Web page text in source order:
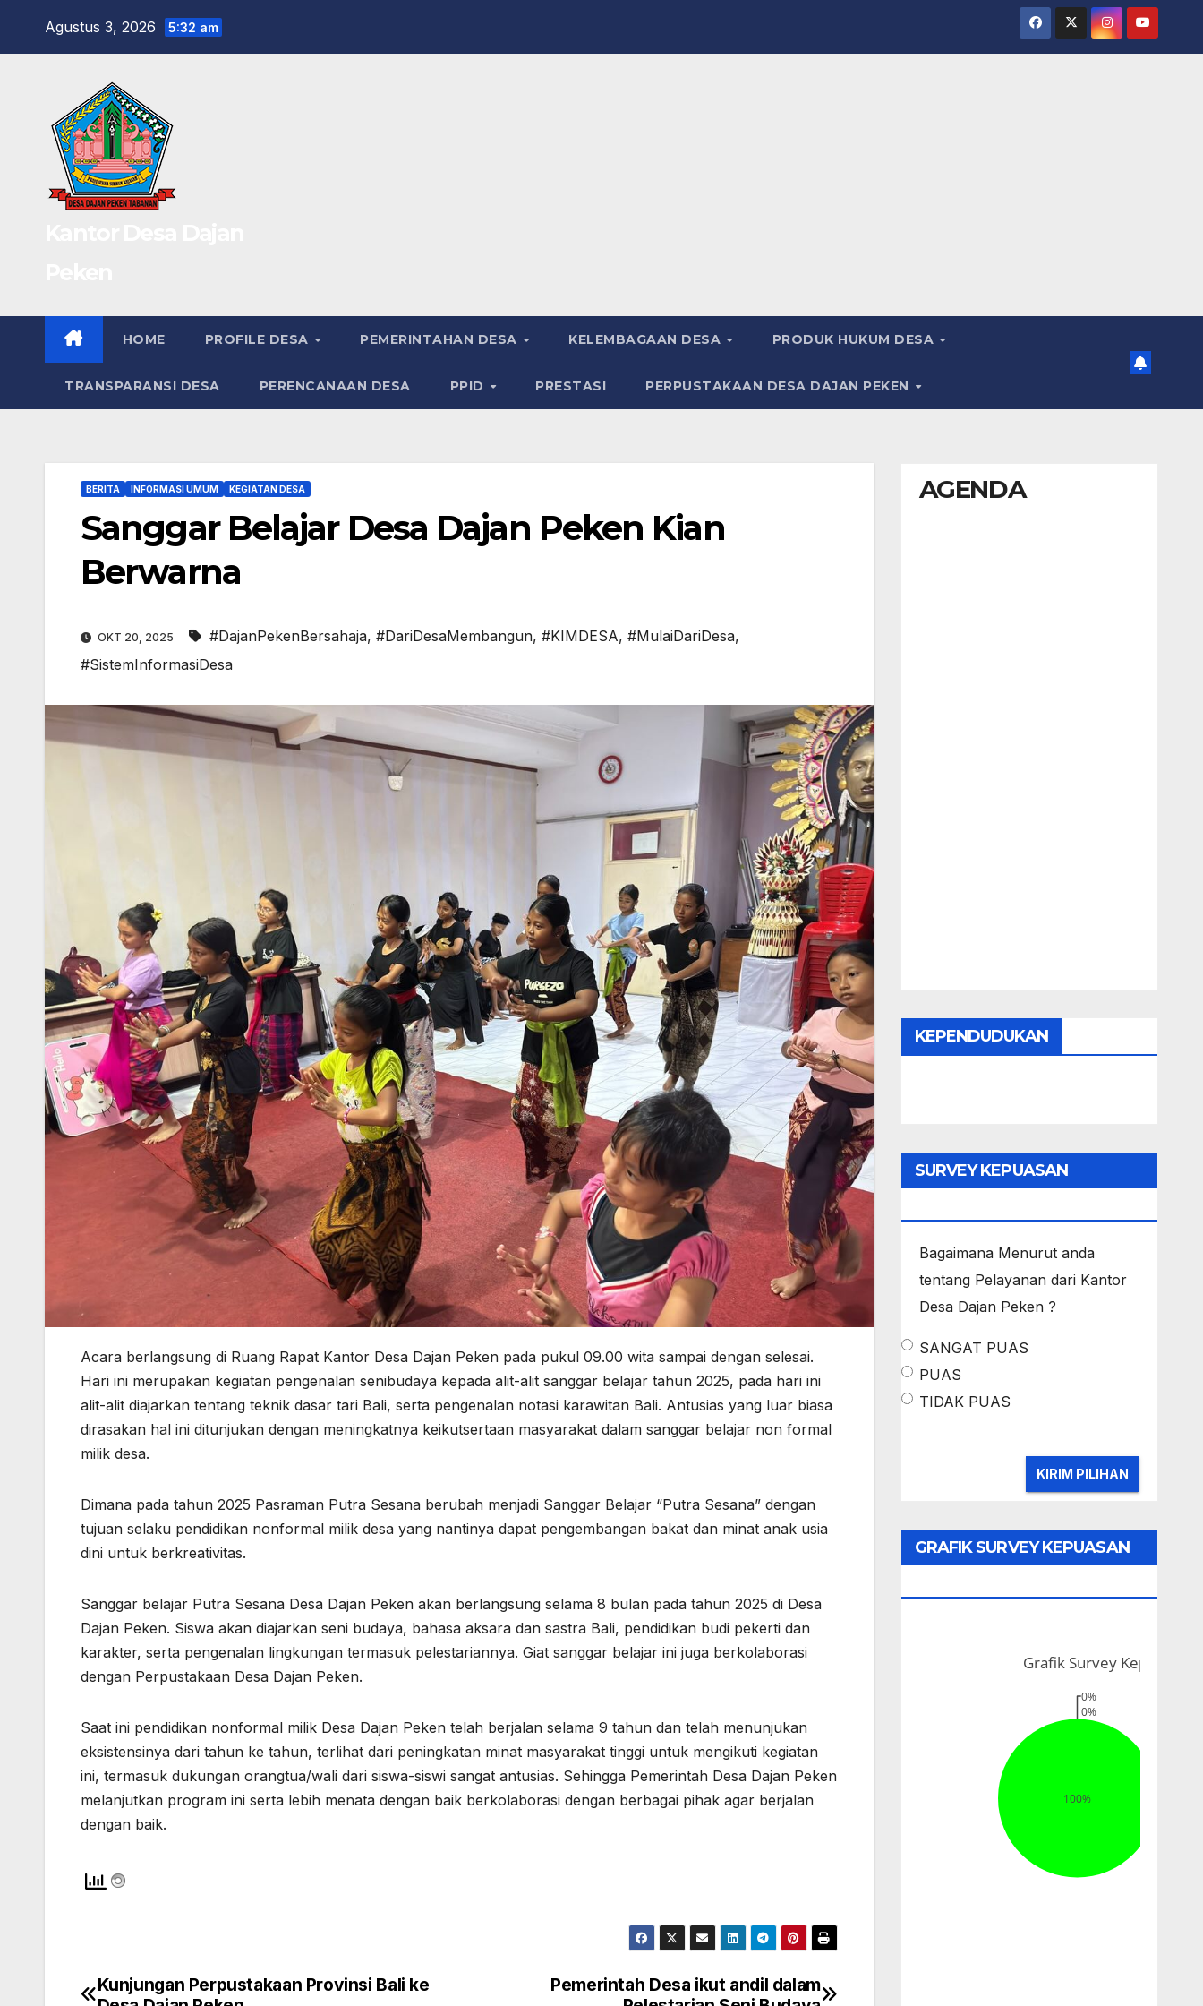
Agustus 3, 2026 5:32 am
HOME PROFILE DESA PEMERINTAHAN DESA KELEMBAGAAN DESA PRODUK HUKUM DESA
TRANSPARANSI DESA PERENCANAAN DESA PPID PRESTASI PERPUSTAKAAN DESA DAJAN PEKEN
BERITA INFORMASI UMUM KEGIATAN DESA
Sanggar Belajar Desa Dajan Peken Kian
Berwarna
OKT 20, 2025 #DajanPekenBersahaja, #DariDesaMembangun, #KIMDESA, #MulaiDariDesa,
#SistemInformasiDesa
Acara berlangsung di Ruang Rapat Kantor Desa Dajan Peken pada pukul 09.00 wita sampai dengan selesai.
Hari ini merupakan kegiatan pengenalan senibudaya kepada alit-alit sanggar belajar tahun 2025, pada hari ini
alit-alit diajarkan tentang teknik dasar tari Bali, serta pengenalan notasi karawitan Bali. Antusias yang luar biasa
dirasakan hal ini ditunjukan dengan meningkatnya keikutsertaan masyarakat dalam sanggar belajar non formal
milik desa.
Dimana pada tahun 2025 Pasraman Putra Sesana berubah menjadi Sanggar Belajar “Putra Sesana” dengan
tujuan selaku pendidikan nonformal milik desa yang nantinya dapat pengembangan bakat dan minat anak usia
dini untuk berkreativitas.
Sanggar belajar Putra Sesana Desa Dajan Peken akan berlangsung selama 8 bulan pada tahun 2025 di Desa
Dajan Peken. Siswa akan diajarkan seni budaya, bahasa aksara dan sastra Bali, pendidikan budi pekerti dan
karakter, serta pengenalan lingkungan termasuk pelestariannya. Giat sanggar belajar ini juga berkolaborasi
dengan Perpustakaan Desa Dajan Peken.
Saat ini pendidikan nonformal milik Desa Dajan Peken telah berjalan selama 9 tahun dan telah menunjukan
eksistensinya dari tahun ke tahun, terlihat dari peningkatan minat masyarakat tinggi untuk mengikuti kegiatan
ini, termasuk dukungan orangtua/wali dari siswa-siswi sangat antusias. Sehingga Pemerintah Desa Dajan Peken
melanjutkan program ini serta lebih menata dengan baik berkolaborasi dengan berbagai pihak agar berjalan
dengan baik.
Navigasi
Pemerintah Desa ikut andil dalam
Kunjungan Perpustakaan Provinsi Bali ke
AGENDA
KEPENDUDUKAN
SURVEY KEPUASAN
Bagaimana Menurut anda
tentang Pelayanan dari Kantor
Desa Dajan Peken ?
SANGAT PUAS
PUAS
TIDAK PUAS
GRAFIK SURVEY KEPUASAN